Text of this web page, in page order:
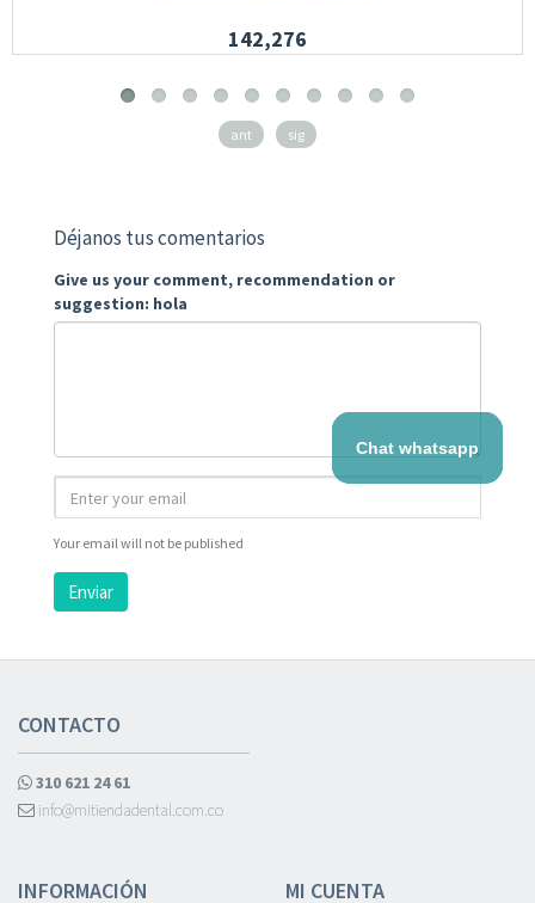
142,276
ant sig
Déjanos tus comentarios
Give us your comment, recommendation or
suggestion: hola
Your email will not be published
Enviar
CONTACTO
310 621 24 61
info@mitiendadental.com.co
INFORMACIÓN MI CUENTA
Chat whatsapp